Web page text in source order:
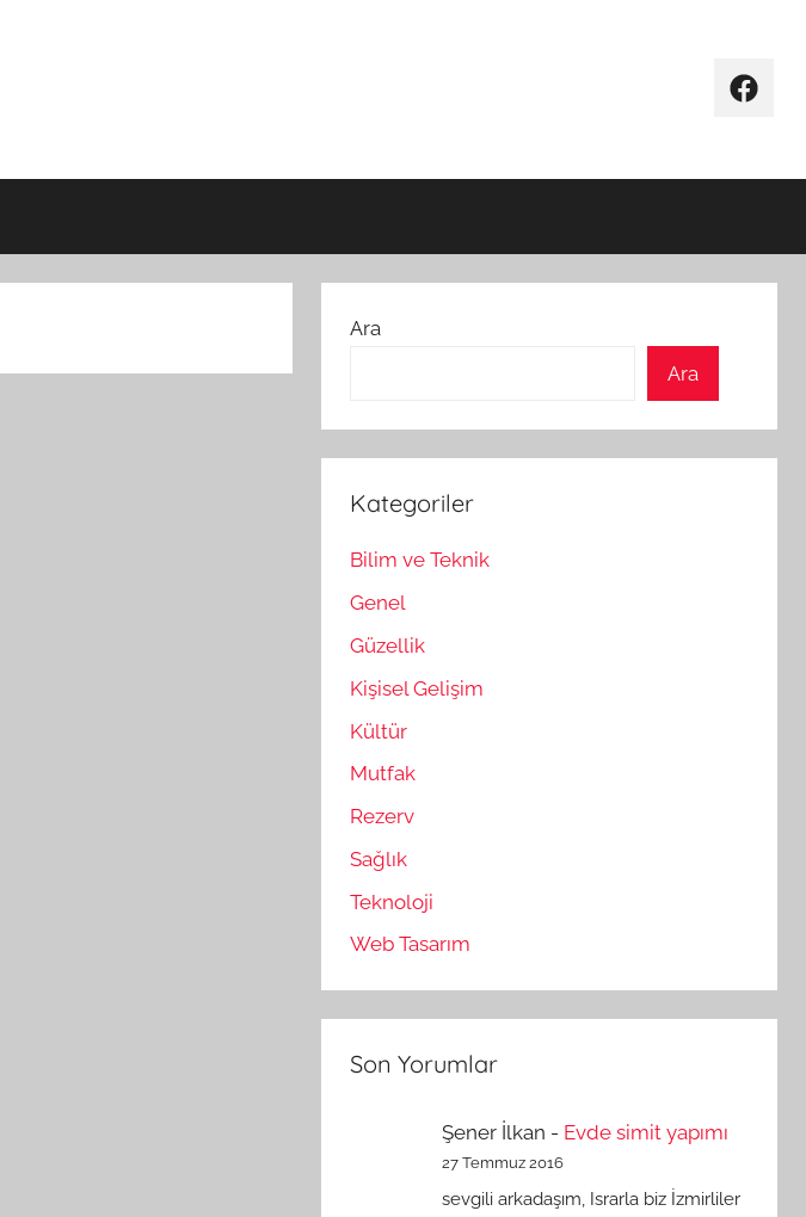
Ara
Ara
Kategoriler
Bilim ve Teknik
Genel
Güzellik
Kişisel Gelişim
Kültür
Mutfak
Rezerv
Sağlık
Teknoloji
Web Tasarım
Son Yorumlar
Şener İlkan - Evde simit yapımı
27 Temmuz 2016
sevgili arkadaşım, Israrla biz İzmirliler